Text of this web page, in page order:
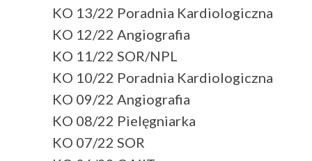
KO 13/22 Poradnia Kardiologiczna
KO 12/22 Angiografia
KO 11/22 SOR/NPL
KO 10/22 Poradnia Kardiologiczna
KO 09/22 Angiografia
KO 08/22 Pielęgniarka
KO 07/22 SOR